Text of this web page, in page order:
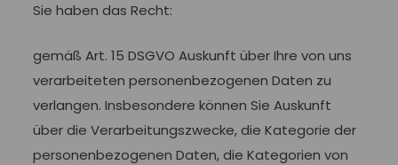
Sie haben das Recht:
gemäß Art. 15 DSGVO Auskunft über Ihre von uns
verarbeiteten personenbezogenen Daten zu
verlangen. Insbesondere können Sie Auskunft
über die Verarbeitungszwecke, die Kategorie der
personenbezogenen Daten, die Kategorien von